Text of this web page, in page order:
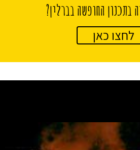
בתכנון החופשה בברלין?
לחצו כאן